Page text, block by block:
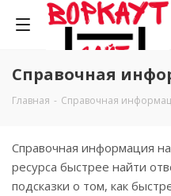
Справочная
Главная - Справочная
Справочная информация
ресурса быстрее найти
подсказки о том, как